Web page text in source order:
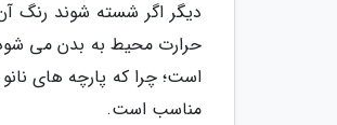
دیگر اگر شسته شوند رنگ
حرارت محیط به بدن می
است؛ چرا که پارچه های
مناسب است.